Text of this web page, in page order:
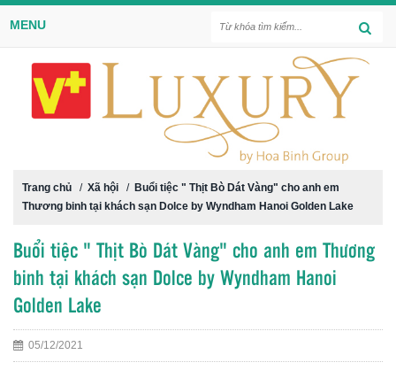
MENU
Trang chủ / Xã hội / Buổi tiệc " Thịt Bò Dát Vàng" cho anh em
Thương binh tại khách sạn Dolce by Wyndham Hanoi Golden Lake
Buổi tiệc " Thịt Bò Dát Vàng" cho anh em Thương
binh tại khách sạn Dolce by Wyndham Hanoi
Golden Lake
05/12/2021